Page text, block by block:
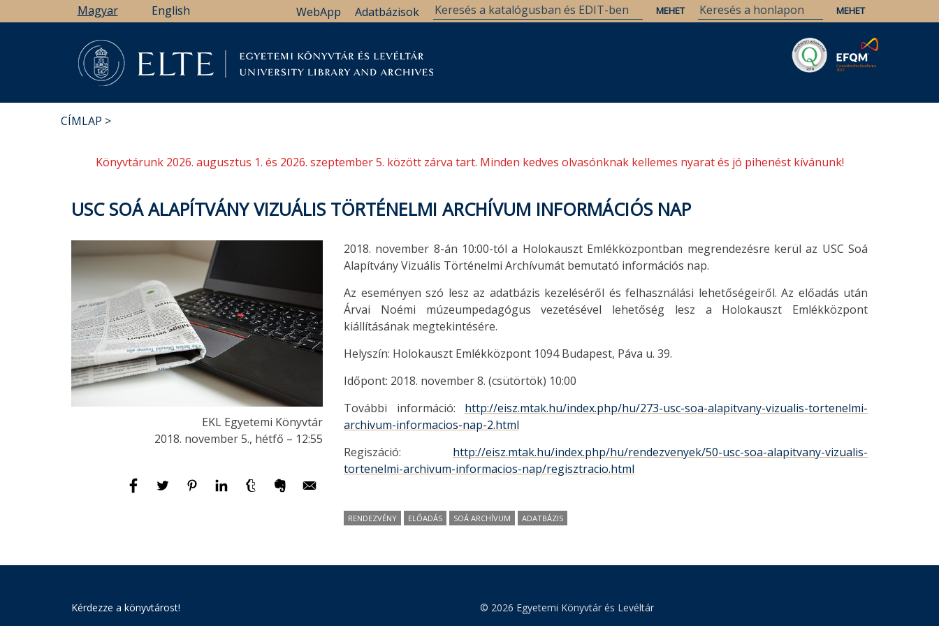
a
Magyar English Adatbázisok
WebApp
CÍMLAP
Könyvtárunk 2026. augusztus 1. és 2026. szeptember 5. között zárva tart. Minden kedves olvasónknak kellemes nyarat és jó pihenést kívánunk!
USC SOÁ ALAPÍTVÁNY VIZUÁLIS TÖRTÉNELMI ARCHÍVUM INFORMÁCIÓS NAP
EKL Egyetemi Könyvtár
2018. november 5., hétfő – 12:55
2018. november 8-án 10:00-tól a Holokauszt Emlékközpontban megrendezésre kerül az USC Soá
Alapítvány Vizuális Történelmi Archívumát bemutató információs nap.
Az eseményen szó lesz az adatbázis kezeléséről és felhasználási lehetőségeiről. Az előadás után
Árvai Noémi múzeumpedagógus vezetésével lehetőség lesz a Holokauszt Emlékközpont
kiállításának megtekintésére.
Helyszín: Holokauszt Emlékközpont 1094 Budapest, Páva u. 39.
Időpont: 2018. november 8. (csütörtök) 10:00
További információ: http://eisz.mtak.hu/index.php/hu/273-usc-soa-alapitvany-vizualis-tortenelmi-
archivum-informacios-nap-2.html
Regiszáció: http://eisz.mtak.hu/index.php/hu/rendezvenyek/50-usc-soa-alapitvany-vizualis-
tortenelmi-archivum-informacios-nap/regisztracio.html
RENDEZVÉNY ELŐADÁS SOÁ ARCHÍVUM ADATBÁZIS
Kérdezze a könyvtárost! © 2026 Egyetemi Könyvtár és Levéltár